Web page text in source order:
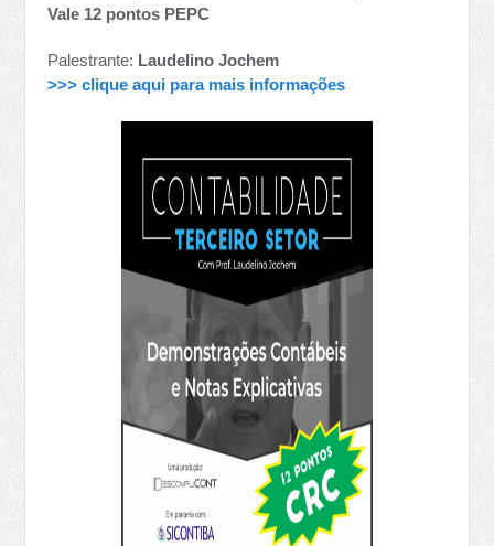
Vale 12 pontos PEPC
Palestrante: Laudelino Jochem
>>> clique aqui para mais informações